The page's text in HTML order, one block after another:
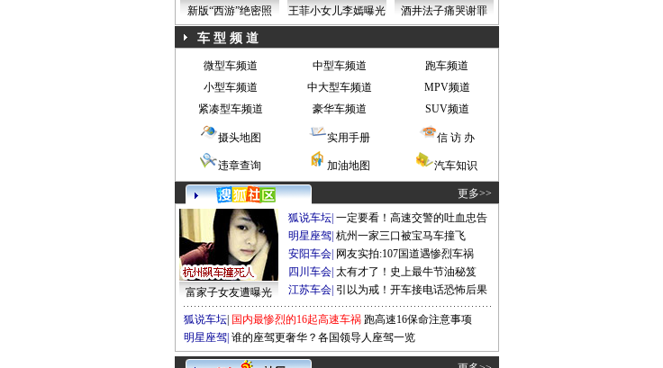
新版“西游”绝密照 王菲小女儿李嫣曝光 酒井法子痛哭谢罪
车 型 频 道
微型车频道 中型车频道
跑车频道
小型车频道
中大型车频道
MPV频道
紧凑型车频道
豪华车频道 SUV频道
摄头地图 实用手册 信 访 办
违章查询 加油地图 汽车知识
更多>>
富家子女友遭曝光
狐说车坛 一定要看！高速交警的吐血忠告
明星座驾 杭州一家三口被宝马车撞飞
安阳车会 网友实拍:107国道遇惨烈车祸
四川车会 太有才了！史上最牛节油秘笈
江苏车会 引以为戒！开车接电话恐怖后果
狐说车坛 国内最惨烈的16起高速车祸 跑高速16保命注意事项
明星座驾 谁的座驾更奢华？各国领导人座驾一览